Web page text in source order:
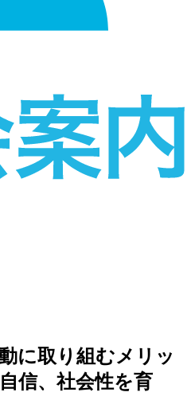
に取り組むメリッ
信、社会性を育